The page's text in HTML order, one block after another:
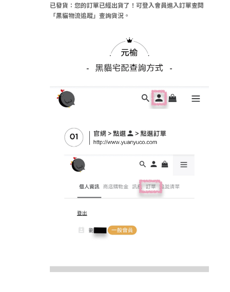
已發貨：您的訂單已經出貨了！可登入會員進入訂單查閱
「黑貓物流追蹤」查詢貨況。